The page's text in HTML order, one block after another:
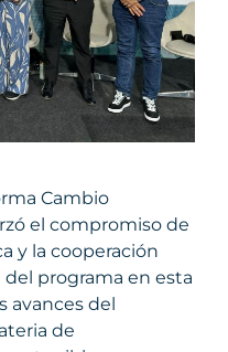
Cambio
el compromiso de
y la cooperación
programa en esta
avances del
de